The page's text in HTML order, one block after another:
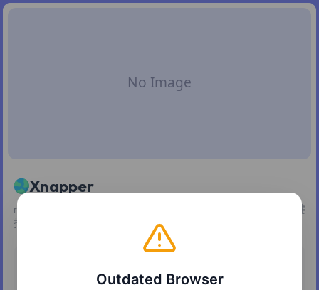
Xnapper
macOS / Windows 截图美化工具：自动构图、背景渐变、一键
打码隐私信息。
Windows 免费增值
Outdated Browser